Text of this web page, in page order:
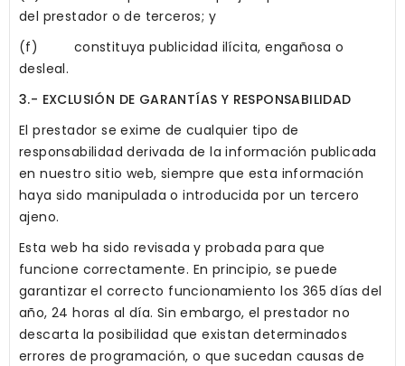
del prestador o de terceros; y
(f) constituya publicidad ilícita, engañosa o
desleal.
3.- EXCLUSIÓN DE GARANTÍAS Y RESPONSABILIDAD
El prestador se exime de cualquier tipo de
responsabilidad derivada de la información publicada
en nuestro sitio web, siempre que esta información
haya sido manipulada o introducida por un tercero
ajeno.
Esta web ha sido revisada y probada para que
funcione correctamente. En principio, se puede
garantizar el correcto funcionamiento los 365 días del
año, 24 horas al día. Sin embargo, el prestador no
descarta la posibilidad que existan determinados
errores de programación, o que sucedan causas de